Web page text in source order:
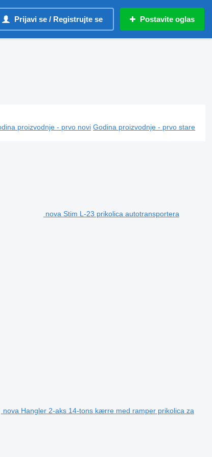
Prijavi se / Registrujte se Postavite oglas
proizvodnje - prvo novi Godina proizvodnje - prvo stare
nova Stim L-23 prikolica autotransportera
nova Hangler 2-aks 14-tons kærre med ramper prikolica za